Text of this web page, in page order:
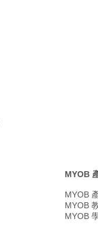
MYOB
MYOB
MYOB
MYOB